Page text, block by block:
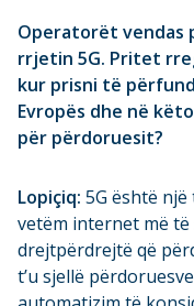
Operatorët vendas
rrjetin 5G. Pritet
kur prisni të
Evropës dhe në
për përdoruesit?
Lopiçiq: 5G është
vetëm internet më
drejtpërdrejtë që
t’u sjellë